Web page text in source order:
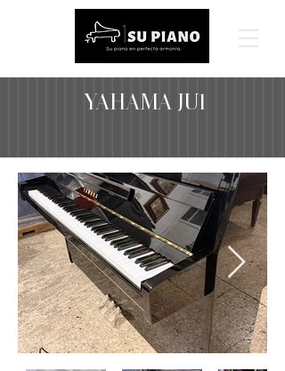
YAHAMA JU1